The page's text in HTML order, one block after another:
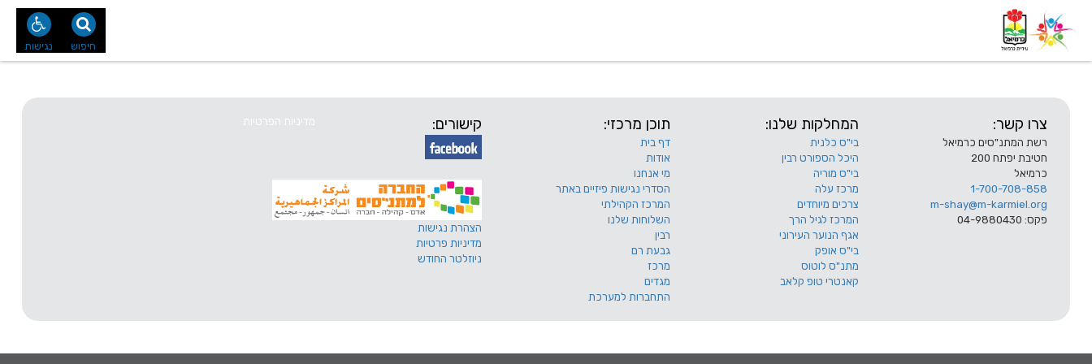
נגישות חיפוש
צרו קשר:
רשת המתנ"סים כרמיאל
חטיבת יפתח 200
כרמיאל
1-700-708-858
m-shay@m-karmiel.org
פקס: 04-9880430
המחלקות שלנו:
בי"ס כלנית
היכל הספורט רבין
בי"ס מוריה
מרכז עלה
צרכים מיוחדים
המרכז לגיל הרך
אגף הנוער העירוני
בי"ס אופק
מתנ"ס לוטוס
קאנטרי טופ קלאב
תוכן מרכזי:
דף בית
אודות
מי אנחנו
הסדרי נגישות פיזיים באתר
המרכז הקהילתי
השלוחות שלנו
רבין
גבעת רם
מרכז
מגדים
התחברות למערכת
קישורים:
הצהרת נגישות
מדיניות פרטיות
ניוזלטר החודש
מדיניות הפרטיות